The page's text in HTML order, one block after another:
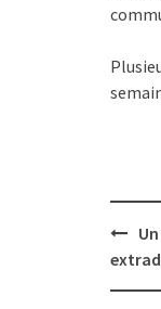
Post